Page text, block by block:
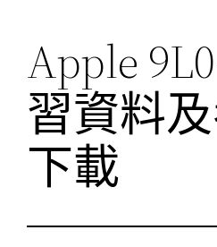
Apple
習資料
下載